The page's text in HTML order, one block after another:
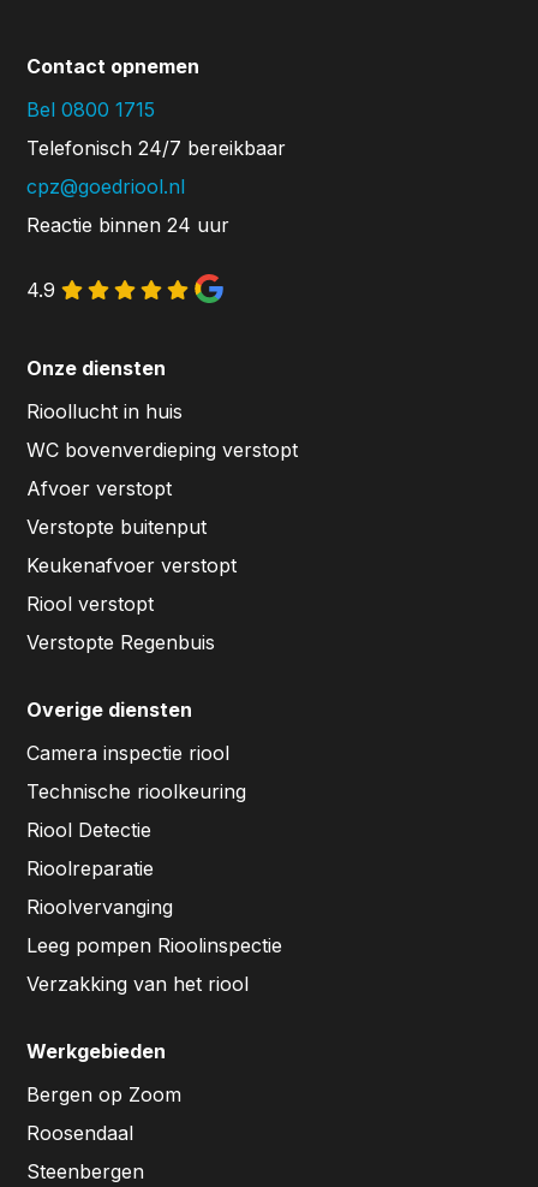
Contact opnemen
Bel 0800 1715
Telefonisch 24/7 bereikbaar
cpz@goedriool.nl
Reactie binnen 24 uur
4.9
Onze diensten
Rioollucht in huis
WC bovenverdieping verstopt
Afvoer verstopt
Verstopte buitenput
Keukenafvoer verstopt
Riool verstopt
Verstopte Regenbuis
Overige diensten
Camera inspectie riool
Technische rioolkeuring
Riool Detectie
Rioolreparatie
Rioolvervanging
Leeg pompen Rioolinspectie
Verzakking van het riool
Werkgebieden
Bergen op Zoom
Roosendaal
Steenbergen